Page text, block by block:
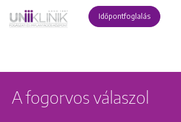
Időpontfoglalás
A fogorvos válaszol